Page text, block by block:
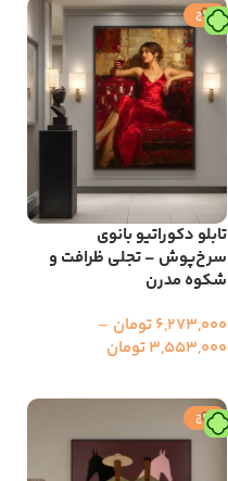
حراج
تابلو دکوراتیو بانوی
سرخ‌پوش – تجلی ظرافت و
شکوه مدرن
6,273,000تومان –
3,553,000تومان
حراج